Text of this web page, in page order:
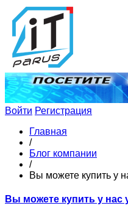
Войти Регистрация
Главная
/
Блог компании
/
Вы можете купить у
Вы можете купить у нас